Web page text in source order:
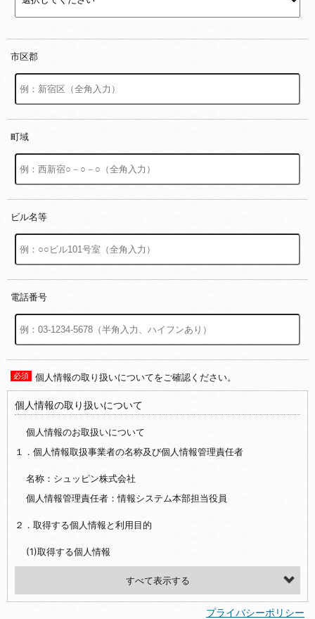
市区郡
町域
ビル名等
電話番号
個人情報の取り扱いについてをご確認ください。
個人情報の取り扱いについて
個人情報のお取扱いについて
１．個人情報取扱事業者の名称及び個人情報管理責任者
名称：シュッピン株式会社
個人情報管理責任者：情報システム本部担当役員
２．取得する個人情報と利用目的
(1)取得する個人情報
(2)利用目的
プライバシーポリシー